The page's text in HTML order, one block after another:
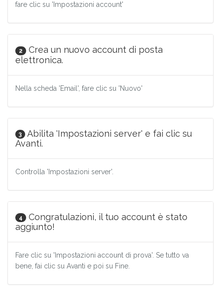
fare clic su 'Impostazioni account'
2
Crea un nuovo account di posta
elettronica.
Nella scheda 'Email', fare clic su 'Nuovo'
3
Abilita 'Impostazioni server' e fai clic su
Avanti.
Controlla 'Impostazioni server'.
4
Congratulazioni, il tuo account è stato
aggiunto!
Fare clic su 'Impostazioni account di prova'. Se tutto va
bene, fai clic su Avanti e poi su Fine.